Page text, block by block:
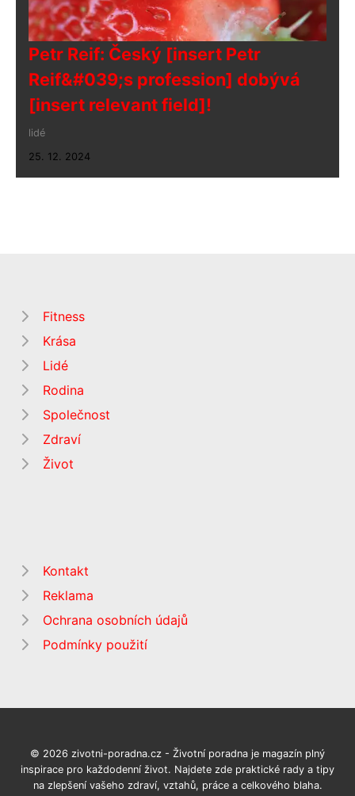
Petr Reif: Český [insert Petr
Reif&#039;s profession] dobývá
[insert relevant field]!
lidé
25. 12. 2024
Fitness
Krása
Lidé
Rodina
Společnost
Zdraví
Život
Kontakt
Reklama
Ochrana osobních údajů
Podmínky použití
© 2026 zivotni-poradna.cz - Životní poradna je magazín plný
inspirace pro každodenní život. Najdete zde praktické rady a tipy
na zlepšení vašeho zdraví, vztahů, práce a celkového blaha.